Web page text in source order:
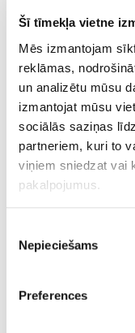
Šī tīmekļa vietne
Mēs izmantojam
reklāmas,
un analizētu mūsu
izmantojat mūsu
sociālās saziņas
partneriem, kuri to
viņiem sniedzat vai
pakalpojumus.
izvēle
Nepieciešams
Preferences
says Regina
Relations
foundation of skills
growth and
Our participation in
Sweden, Italy,
We're eagerly
approximately 400
October 2023 and